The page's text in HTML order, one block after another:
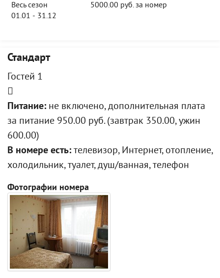
Весь сезон
01.01 - 31.12
5000.00 руб. за номер
Стандарт
Гостей 1
Питание: не включено, дополнительная плата
за питание 950.00 руб. (завтрак 350.00, ужин
600.00)
В номере есть: телевизор, Интернет, отопление,
холодильник, туалет, душ/ванная, телефон
Фотографии номера